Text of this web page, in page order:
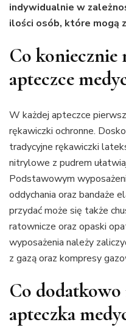
indywidualnie w
ilości osób, które mogą
Co koniecznie
apteczce
W każdej apteczce
rękawiczki ochronne.
tradycyjne rękawiczki
nitrylowe z pudrem
Podstawowym
oddychania oraz bandaże
przydać może się także
ratownicze oraz opaski
wyposażenia należy
z gazą oraz kompresy
Co dodatkowo
apteczka